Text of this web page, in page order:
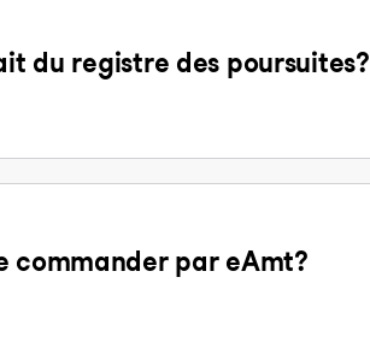
du registre des poursuites?
commander par eAmt?